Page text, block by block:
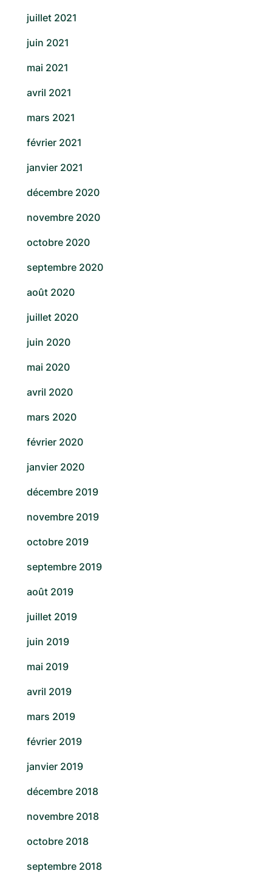
juillet 2021
juin 2021
mai 2021
avril 2021
mars 2021
février 2021
janvier 2021
décembre 2020
novembre 2020
octobre 2020
septembre 2020
août 2020
juillet 2020
juin 2020
mai 2020
avril 2020
mars 2020
février 2020
janvier 2020
décembre 2019
novembre 2019
octobre 2019
septembre 2019
août 2019
juillet 2019
juin 2019
mai 2019
avril 2019
mars 2019
février 2019
janvier 2019
décembre 2018
novembre 2018
octobre 2018
septembre 2018